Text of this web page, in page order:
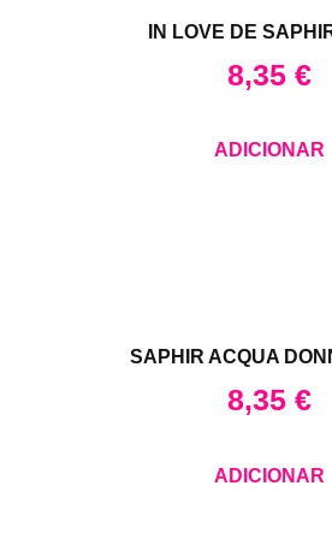
IN LOVE DE
8,35 €
ADICIONAR
SAPHIR ACQUA
8,35 €
ADICIONAR